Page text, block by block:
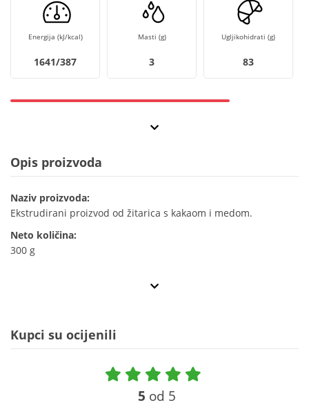
Energija (kJ/kcal)
1641/387
Masti (g)
3
Ugljikohidrati (g)
83
Opis proizvoda
Naziv proizvoda:
Ekstrudirani proizvod od žitarica s kakaom i medom.
Neto količina:
300 g
Kupci su ocijenili
5 od 5